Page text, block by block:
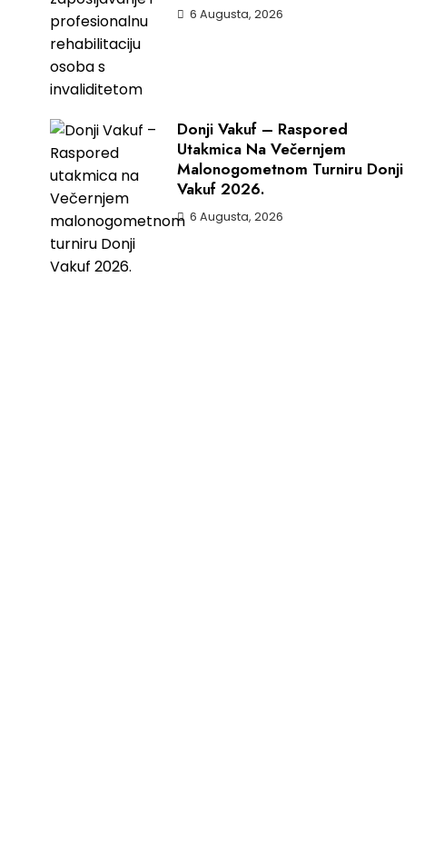
6 Augusta, 2026
Donji Vakuf – Raspored
Utakmica Na Večernjem
Malonogometnom Turniru Donji
Vakuf 2026.
6 Augusta, 2026